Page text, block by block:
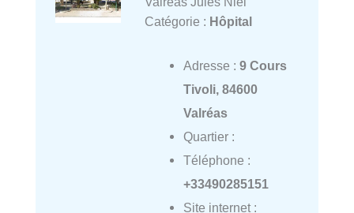
Catégorie : Hôpital
Adresse : 9 Cours
Tivoli, 84600
Valréas
Quartier :
Téléphone :
+33490285151
Site internet :